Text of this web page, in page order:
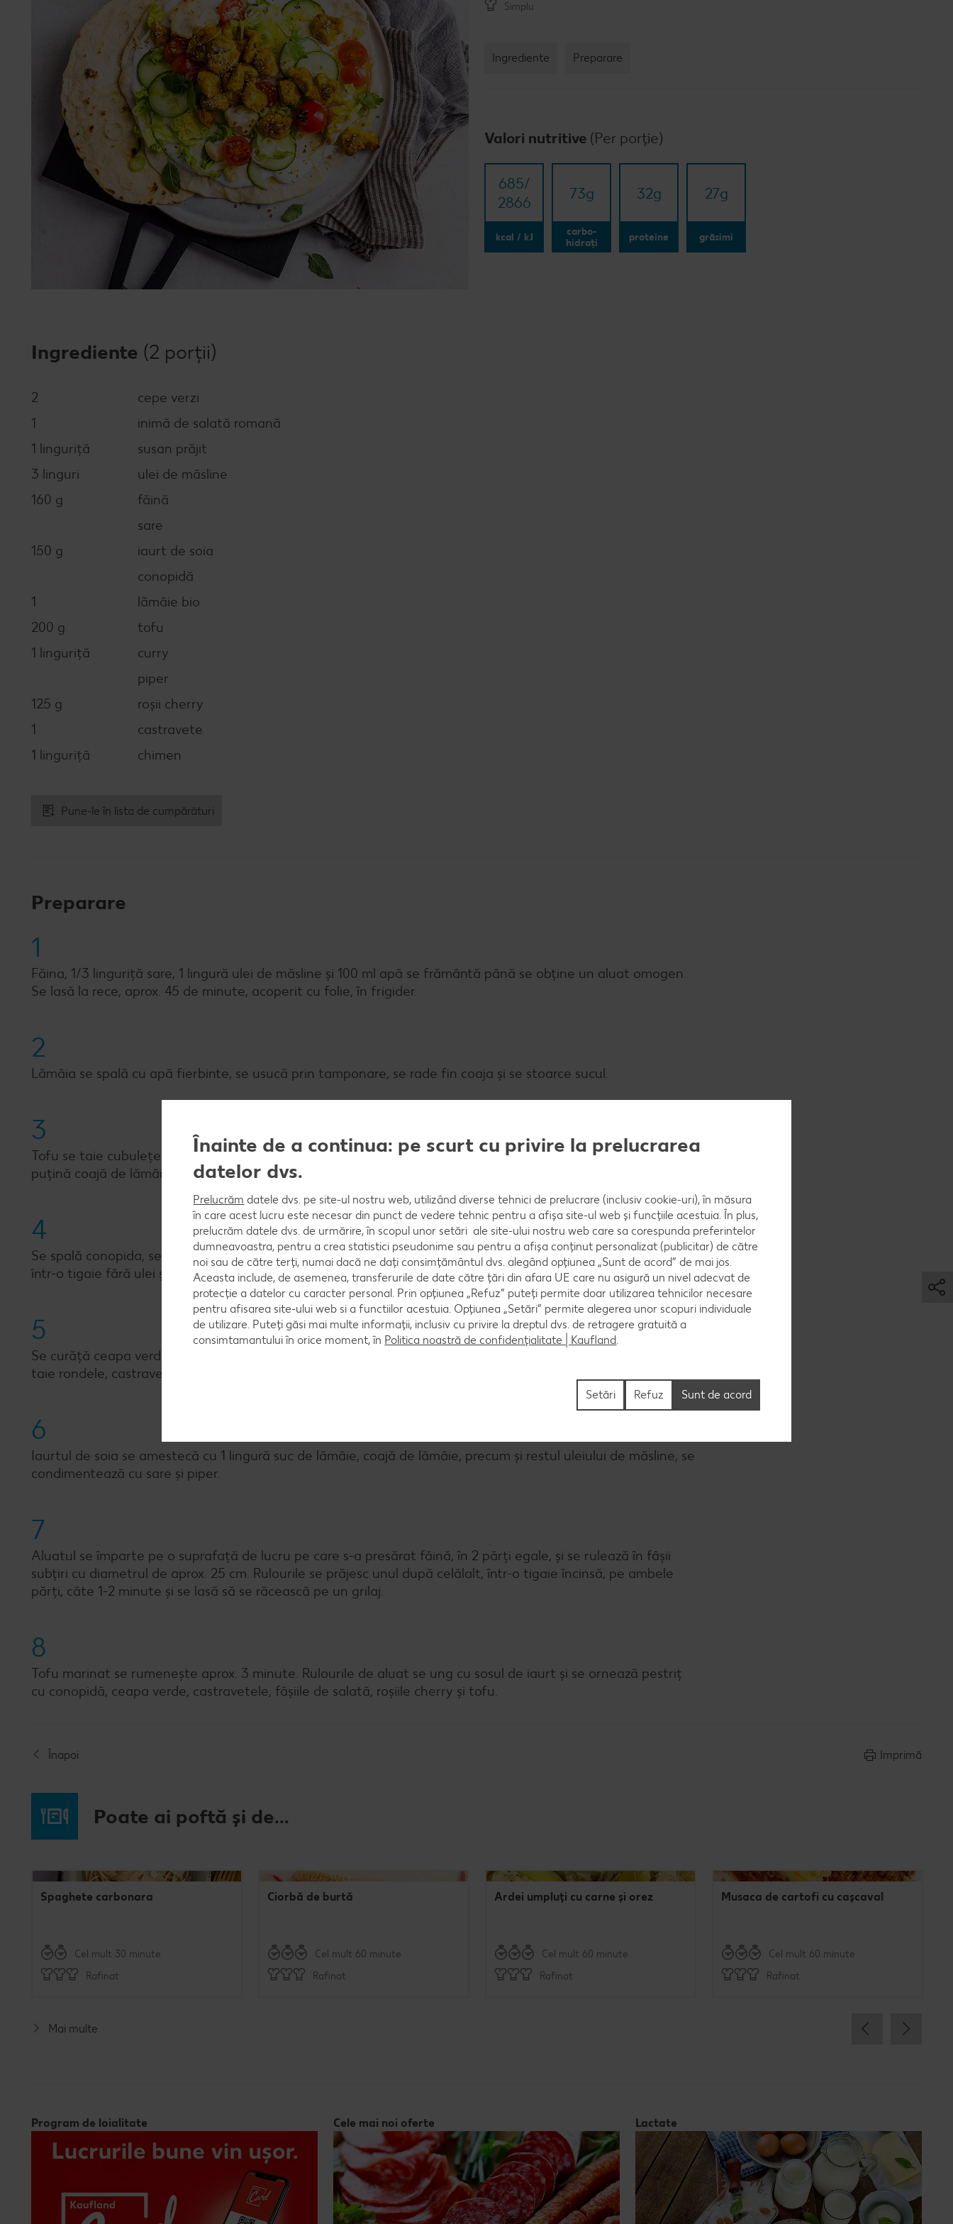
Revista Kaufland - Acum și pe
WhatsApp!
Simplu
Ingrediente Preparare
Valori nutritive (Per porție)
685/​
2866
kcal / kJ
73g
carbo-
hidrați
32g
proteine
27g
grăsimi
Ingrediente (2 porții)
2
cepe verzi
1
inimă de salată romană
1 linguriță
susan prăjit
3 linguri
ulei de măsline
160 g
făină
sare
150 g
iaurt de soia
conopidă
1
lămâie bio
200 g
tofu
1 linguriță
curry
piper
125 g
roșii cherry
1
castravete
1 linguriță
chimen
Pune-le în lista de cumpărături
Preparare
1
Făina, 1/3 linguriță sare, 1 lingură ulei de măsline și 100 ml apă se frământă până se obține un aluat omogen.
Se lasă la rece, aprox. 45 de minute, acoperit cu folie, în frigider.
2
Lămâia se spală cu apă fierbinte, se usucă prin tamponare, se rade fin coaja și se stoarce sucul.
3
Tofu se taie cubulețe de 2 cm și se marinează cu 1 lingură de ulei de măsline, susan, curry pudră, chimen și
puțină coajă de lămâie.
4
Se spală conopida, se lasă să se scurgă și se desparte în buchețele mici. Conopida se sărează, se rumenește
într-o tigaie fără ulei și se condimentează cu piper.
5
Se curăță ceapa verde, castravetele, salata și roșiile cherry, se spală și se lasă să se scurgă. Ceapa verde se
taie rondele, castravetele felii, salata în fâșii subțiri, iar roșiile în jumătăți.
6
Iaurtul de soia se amestecă cu 1 lingură suc de lămâie, coajă de lămâie, precum și restul uleiului de măsline, se
condimentează cu sare și piper.
7
Aluatul se împarte pe o suprafață de lucru pe care s-a presărat făină, în 2 părți egale, și se rulează în fâșii
subțiri cu diametrul de aprox. 25 cm. Rulourile se prăjesc unul după celălalt, într-o tigaie încinsă, pe ambele
părți, câte 1-2 minute și se lasă să se răcească pe un grilaj.
8
Tofu marinat se rumenește aprox. 3 minute. Rulourile de aluat se ung cu sosul de iaurt și se ornează pestriț
cu conopidă, ceapa verde, castravetele, fâșiile de salată, roșiile cherry și tofu.
Înapoi Imprimă
Poate ai poftă și de...
Spaghete carbonara
Cel mult 30 minute
Rafinat
Ciorbă de burtă
Cel mult 60 minute
Rafinat
Ardei umpluți cu carne și orez
Cel mult 60 minute
Rafinat
Musaca de cartofi cu cașcaval
Cel mult 60 minute
Rafinat
Mai multe
Program de loialitate Cele mai noi oferte Lactate
Înainte de a continua: pe scurt cu privire la prelucrarea
datelor dvs.
Prelucrăm datele dvs. pe site-ul nostru web, utilizând diverse tehnici de prelucrare (inclusiv cookie-uri), în măsura
în care acest lucru este necesar din punct de vedere tehnic pentru a afișa site-ul web și funcțiile acestuia. În plus,
prelucrăm datele dvs. de urmărire, în scopul unor setări ale site-ului nostru web care sa corespunda preferintelor
dumneavoastra, pentru a crea statistici pseudonime sau pentru a afișa conținut personalizat (publicitar) de către
noi sau de către terți, numai dacă ne dați consimțământul dvs. alegând opțiunea „Sunt de acord” de mai jos.
Aceasta include, de asemenea, transferurile de date către țări din afara UE care nu asigură un nivel adecvat de
protecție a datelor cu caracter personal. Prin opțiunea „Refuz” puteți permite doar utilizarea tehnicilor necesare
pentru afisarea site-ului web si a functiilor acestuia. Opțiunea „Setări” permite alegerea unor scopuri individuale
de utilizare. Puteți găsi mai multe informații, inclusiv cu privire la dreptul dvs. de retragere gratuită a
consimtamantului în orice moment, în Politica noastră de confidențialitate | Kaufland.
Refuz Sunt de acord
Setări